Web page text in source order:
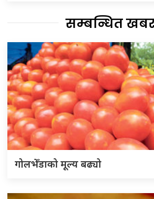
सम्बन्धित
गोलभेँडाको मूल्य बढ्यो